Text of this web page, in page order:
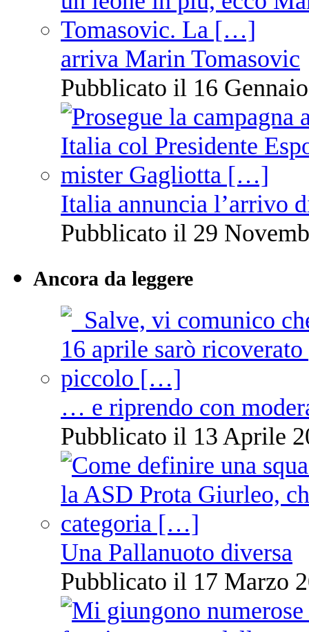
arriva Marin Tomasovic
Pubblicato il 16
Italia annuncia l’arrivo
Pubblicato il 29
Ancora da leggere
… e riprendo con
Pubblicato il 13 Aprile
Una Pallanuoto diversa
Pubblicato il 17 Marzo